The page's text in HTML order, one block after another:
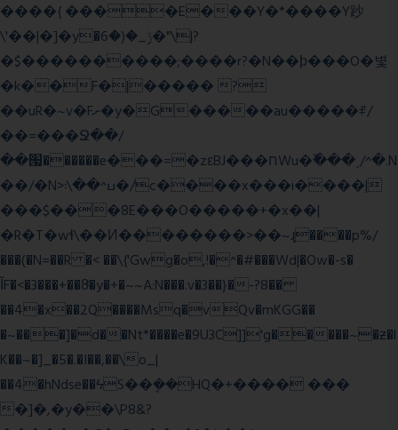
����{ ����E���Y�*����Y䟞
\'��|�]�y�ݱ_�(�6�"\|?
�$����������;����r?�N��ϸ���O�볓
�k��F�|����� ?
��uR�~v�Fށ�y�G�����au�����ꑷ/
��=���Ջ��/
��՗������e���=�zεBJ���חWu�߰���˯/^�.N
��/�N>ߎ^��\܃�/c����x���i����|
���$���ܿ8E���O�����+�x��|
�R�T�wɬ\� �И��������>��~ɻ����p%/
���(�N=��R �< ��\{'Gwg�o,!�^�#���Wd|�Ow�-s�
ĬF�<�3���+��8ͣ�y�+�~~A:N���.v�3��}�-?8��
��4�x��2Q����Msq�vQv�mKGG��
�~���]�d��Nt*����e�9U3C]]'g�����~�ƶ�l
K��~�]_�5�.�I��,��\o_|
��4�hNdse��ϟS��ܷ��HQ�+���� ���
�]�,�y��\P8&?